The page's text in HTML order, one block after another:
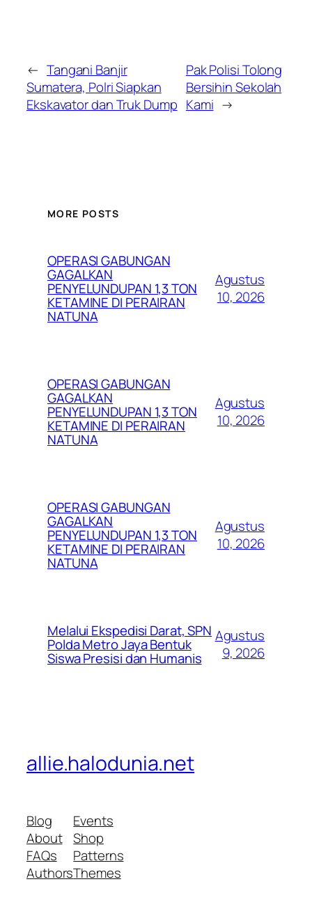
← Tangani Banjir
Sumatera, Polri Siapkan
Ekskavator dan Truk Dump
Pak Polisi Tolong
Bersihin Sekolah
Kami →
MORE POSTS
OPERASI GABUNGAN
GAGALKAN
PENYELUNDUPAN 1,3 TON
KETAMINE DI PERAIRAN
NATUNA
Agustus
10, 2026
OPERASI GABUNGAN
GAGALKAN
PENYELUNDUPAN 1,3 TON
KETAMINE DI PERAIRAN
NATUNA
Agustus
10, 2026
OPERASI GABUNGAN
GAGALKAN
PENYELUNDUPAN 1,3 TON
KETAMINE DI PERAIRAN
NATUNA
Agustus
10, 2026
Melalui Ekspedisi Darat, SPN
Polda Metro Jaya Bentuk
Siswa Presisi dan Humanis
Agustus
9, 2026
allie.halodunia.net
Blog
About
FAQs
Authors
Events
Shop
Patterns
Themes